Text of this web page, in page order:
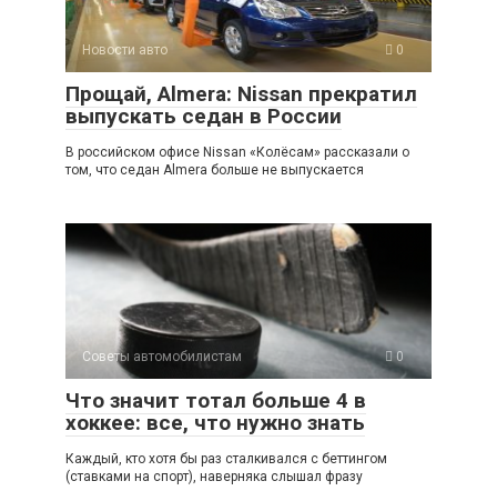
Новости авто 0
Прощай, Almera: Nissan прекратил
выпускать седан в России
В российском офисе Nissan «Колёсам» рассказали о
том, что седан Almera больше не выпускается
Советы автомобилистам 0
Что значит тотал больше 4 в
хоккее: все, что нужно знать
Каждый, кто хотя бы раз сталкивался с беттингом
(ставками на спорт), наверняка слышал фразу